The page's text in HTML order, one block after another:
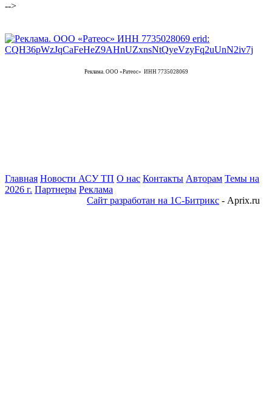
-->
Реклама. ООО «Ратеос» ИНН 7735028069
Главная Новости АСУ ТП О нас Контакты Авторам Темы на
2026 г. Партнеры Реклама
Сайт разработан на 1С-Битрикс - Aprix.ru